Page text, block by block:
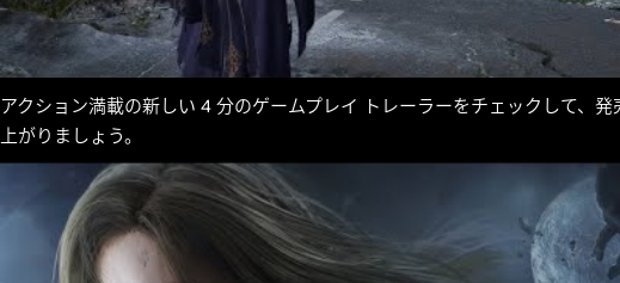
アクション満載の新しい 4 分のゲームプレイ トレーラーをチェックして、発
上がりましょう。